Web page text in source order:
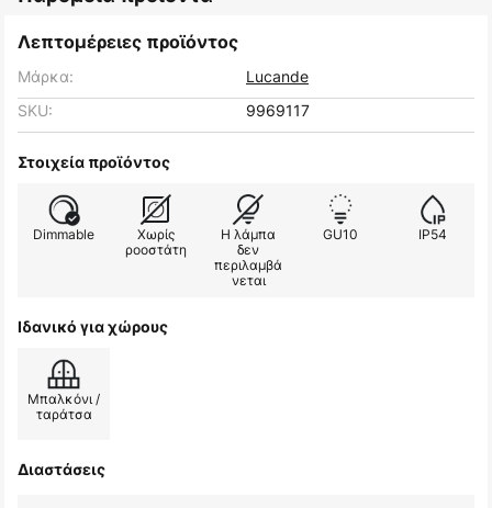
Λεπτομέρειες προϊόντος
Μάρκα:
Lucande
SKU:
9969117
Στοιχεία προϊόντος
Dimmable
Χωρίς
ροοστάτη
Η λάμπα
δεν
περιλαμβά
νεται
GU10 IP54
Ιδανικό για χώρους
Μπαλκόνι /
ταράτσα
Διαστάσεις